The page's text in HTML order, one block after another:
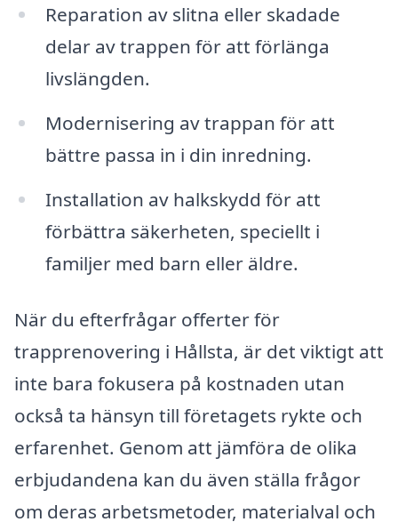
Reparation av slitna eller skadade
delar av trappen för att förlänga
livslängden.
Modernisering av trappan för att
bättre passa in i din inredning.
Installation av halkskydd för att
förbättra säkerheten, speciellt i
familjer med barn eller äldre.
När du efterfrågar offerter för
trapprenovering i Hållsta, är det viktigt att
inte bara fokusera på kostnaden utan
också ta hänsyn till företagets rykte och
erfarenhet. Genom att jämföra de olika
erbjudandena kan du även ställa frågor
om deras arbetsmetoder, materialval och